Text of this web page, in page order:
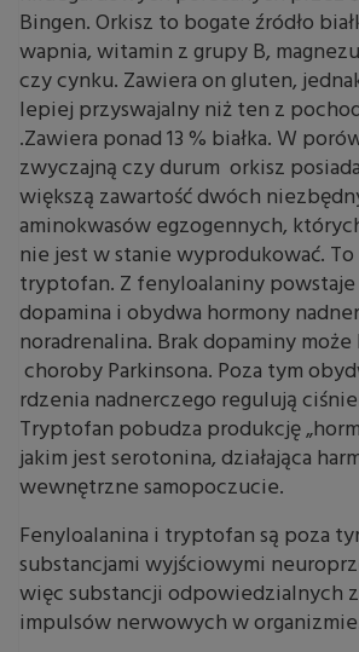
Bingen. Orkisz to bogate źródło
wapnia, witamin z grupy B,
czy cynku. Zawiera on gluten,
lepiej przyswajalny niż ten z
.Zawiera ponad 13 % białka. W
zwyczajną czy durum orkisz
większą zawartość dwóch
aminokwasów egzogennych,
nie jest w stanie wyprodukować.
tryptofan. Z fenyloalaniny
dopamina i obydwa hormony
noradrenalina. Brak dopaminy
choroby Parkinsona. Poza tym
rdzenia nadnerczego regulują
Tryptofan pobudza produkcję
jakim jest serotonina, działająca
wewnętrzne samopoczucie.
Fenyloalanina i tryptofan są poza
substancjami wyjściowymi
więc substancji odpowiedzialnych
impulsów nerwowych w